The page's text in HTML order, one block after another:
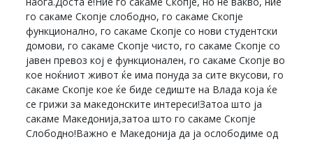
го сакаме Скопје слободно, го сакаме Скопје
функционално, го сакаме Скопје со нови студентски
домови, го сакаме Скопје чисто, го сакаме Скопје со
јавен превоз кој е функционален, го сакаме Скопје во
кое ноќниот живот ќе има понуда за сите вкусови, го
сакаме Скопје кое ќе биде седиште на Влада која ќе
се грижи за македонските интереси!Затоа што ја
сакаме Македонија,затоа што го сакаме Скопје
Слободно!Важно е Македонија да ја ослободиме од